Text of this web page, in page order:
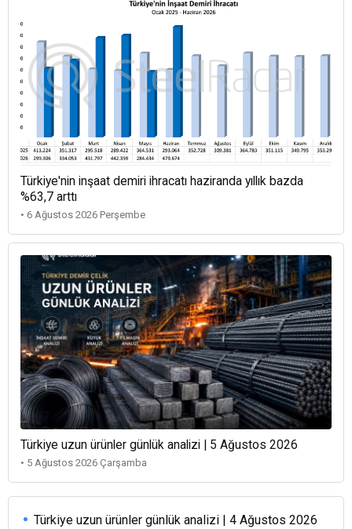
Türkiye'nin inşaat demiri ihracatı haziranda yıllık bazda
%63,7 arttı
• 6 Ağustos 2026 Perşembe
Türkiye uzun ürünler günlük analizi | 5 Ağustos 2026
• 5 Ağustos 2026 Çarşamba
Türkiye uzun ürünler günlük analizi | 4 Ağustos 2026